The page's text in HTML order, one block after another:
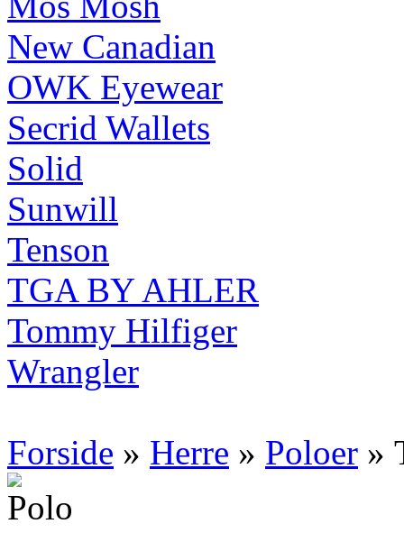
New Canadian
OWK Eyewear
Secrid Wallets
Solid
Sunwill
Tenson
TGA BY AHLER
Tommy Hilfiger
Wrangler
Forside » Herre » Poloer »